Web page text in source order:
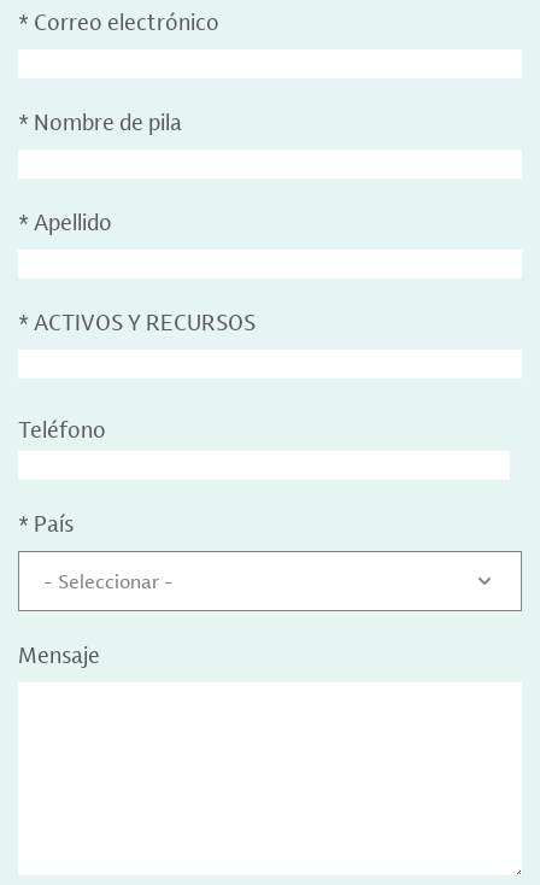
* Correo electrónico
* Nombre de pila
* Apellido
* ACTIVOS Y RECURSOS
Teléfono
* País
- Seleccionar -
Mensaje